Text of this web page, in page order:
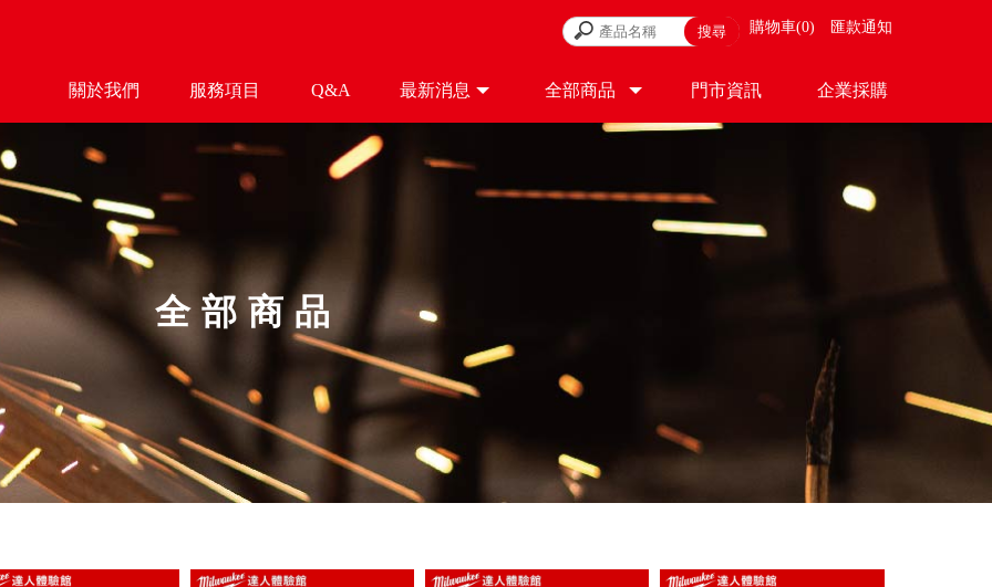
購物車 0 匯款通知
關於我們 服務項目 Q&A 最新消息 全部商品
PRODUCT
門市資訊
STORE
企業採購
全部商品